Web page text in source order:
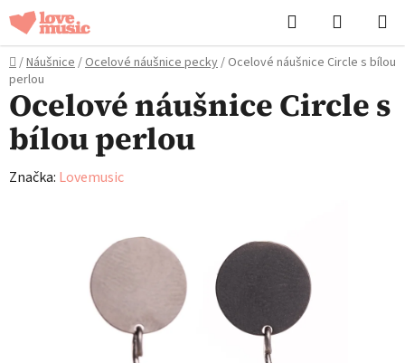
Přejít
na
obsah
Hledat
KOŠÍK
Domů
/Náušnice/Ocelové náušnice pecky/ Ocelové náušnice Circle s bílou
perlou
Ocelové náušnice Circle s
bílou perlou
Značka: Lovemusic